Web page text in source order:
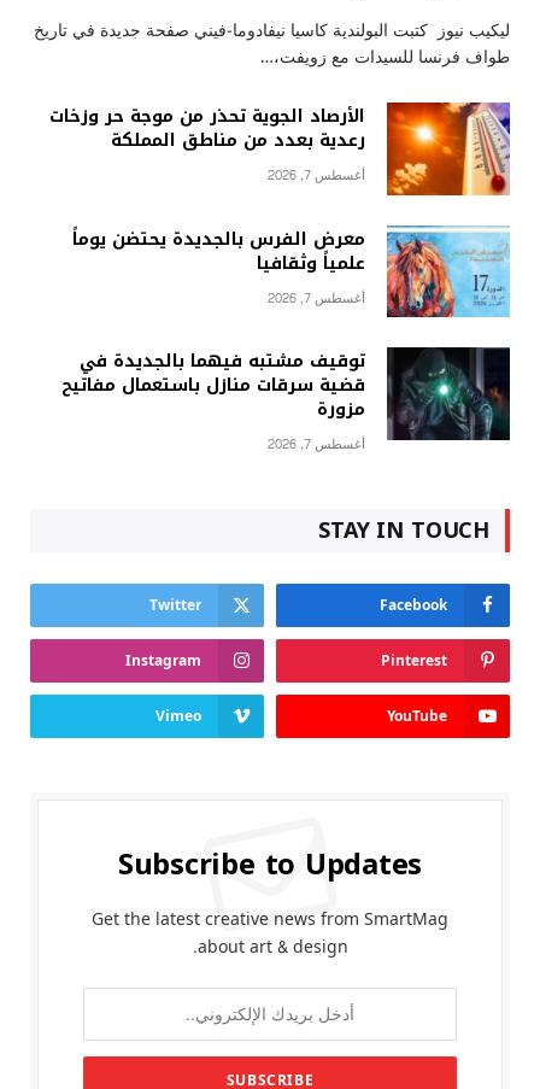
ليكيب نيوز كتبت البولندية كاسيا نيفادوما-فيني صفحة جديدة في تاريخ
طواف فرنسا للسيدات مع زويفت،…
الأرصاد الجوية تحذر من موجة حر وزخات
رعدية بعدد من مناطق المملكة
أغسطس 7, 2026
معرض الفرس بالجديدة يحتضن يوماً
علمياً وثقافيا
أغسطس 7, 2026
توقيف مشتبه فيهما بالجديدة في
قضية سرقات منازل باستعمال مفاتيح
مزورة
أغسطس 7, 2026
STAY IN TOUCH
Facebook
Twitter
Pinterest
Instagram
YouTube
Vimeo
Subscribe to Updates
Get the latest creative news from SmartMag
about art & design.